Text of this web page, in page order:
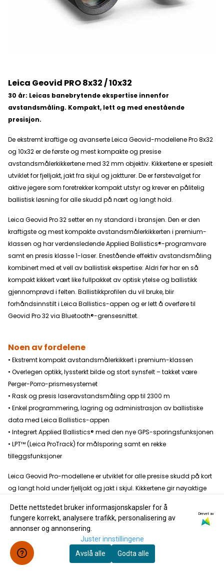
Leica Geovid PRO 8x32 / 10x32
30 år: Leicas banebrytende ekspertise innenfor
avstandsmåling. Kompakt, lett og med enestående
presisjon.
De ekstremt kraftige og avanserte Leica Geovid-modellene Pro 8x32
og 10x32 er de første og mest kompakte og presise
avstandsmålerkikkertene med 32 mm objektiv. Kikkertene er spesielt
utviklet for fjelljakt, jakt fra skjul og jaktturer. De er førstevalget for
aktive jegere som foretrekker kompakt utstyr og krever en pålitelig
ballistisk løsning for alle skudd på nært og langt hold.
Leica Geovid Pro 32 setter en ny standard i bransjen. Den er den
kraftigste og mest kompakte avstandsmålerkikkerten i premium-
klassen og har verdensledende Applied Ballistics®-programvare
samt en presis klasse 1-laser. Enestående effektiv avstandsmåling
kombinert med et vell av ballistisk ekspertise: Aldri før har en så
kompakt kikkert vært like fullpakket av optisk ytelse og ballistikk
gjennomprøvd i felten. Ballistikkprofilen du vil bruke, blir
forhåndsinnstilt i Leica Ballistics-appen og er lett å overføre til
Geovid Pro 32 via Bluetooth®-grensesnittet.
Noen av fordelene
• Ekstremt kompakt avstandsmålerkikkert i premium-klassen
• Overlegen optikk, lyssterkt bilde og stort synsfelt – takket være
Perger-Porro-prismesystemet
• Rask og presis laseravstandsmåling opp til 2300 m
• Enkel programmering, lagring og administrasjon av ballistiske
data med Leica Ballistics-appen
• Integrert Applied Ballistics® med den nye GPS-sporingsfunksjonen
• LPT™ (Leica ProTrack) for målsporing samt en rekke
tilleggsfunksjoner
Leica Geovid Pro-modellene er utviklet for alle presise skudd på kort
og langt hold under fjelljakt og jakt i skjul. Kikkertene gir nøyaktige
800 m – ved et trykk på en knapp. Alle nødvendige korrigeringsdata
for et presist skudd vises på skjermen umiddelbart etter
avstandsmåling. Et annet høydepunkt er at den banebrytende GPS-
sporingsfunksjonen LPT™ (Leica ProTrack) er inkludert i appen, slik at
du kan finne igjen målet basert på siste målte avstand. Dette
Dette nettstedet bruker informasjonskapsler for å
fungere korrekt, analysere trafikk, personalisering av
annonser og annonsering.
Drevet av
Juster innstillingene
Avslå alle
Godta alle